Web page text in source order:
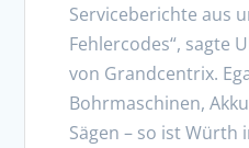
Serviceberichte aus
Fehlercodes“, sagte
von Grandcentrix.
Bohrmaschinen,
Sägen – so ist Würth